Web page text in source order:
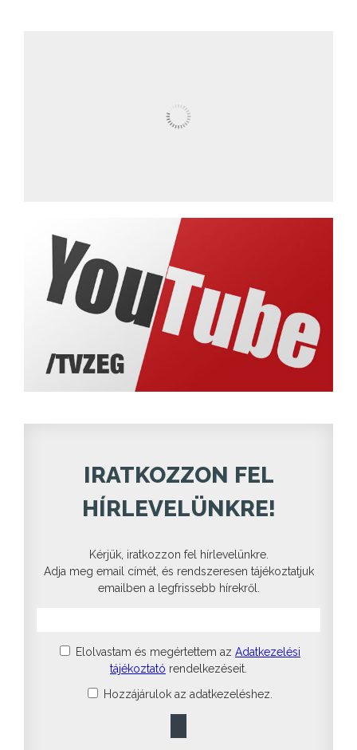
IRATKOZZON FEL
HÍRLEVELÜNKRE!
Kérjük, iratkozzon fel hírlevelünkre.
Adja meg email címét, és rendszeresen tájékoztatjuk
emailben a legfrissebb hírekről.
Elolvastam és megértettem az Adatkezelési
tájékoztató rendelkezéseit.
Hozzájárulok az adatkezeléshez.